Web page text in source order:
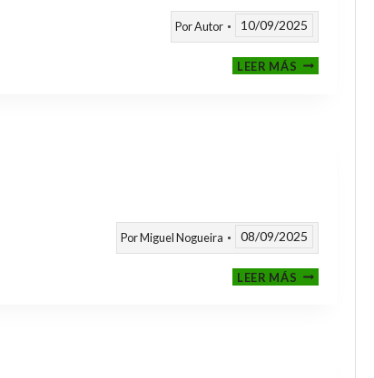
PorAutor 10/09/2025
LEER MÁSCALENDARIO
TEMPORADA
PorMiguel Nogueira 08/09/2025
LEER MÁSIII
MEMORIAL